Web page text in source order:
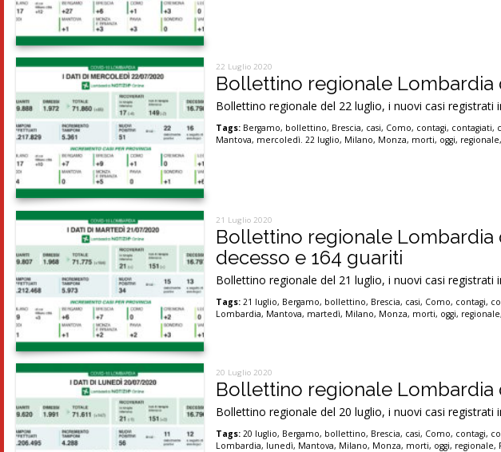
22 Luglio 2020
Bollettino regionale Lombardia
Bollettino regionale del 22 luglio, i nuovi casi
Tags: Bergamo, bollettino, Brescia, casi, Como, contagi, contagiati,
Mantova, mercoledì. 22 luglio, Milano, Monza, morti, oggi, regionale,
21 Luglio 2020
Bollettino regionale Lombardia
decesso e 164 guariti
Bollettino regionale del 21 luglio, i nuovi casi
Tags: 21 luglio, Bergamo, bollettino, Brescia, casi, Como, contagi,
Lombardia, Mantova, martedì, Milano, Monza, morti, oggi, regionale,
20 Luglio 2020
Bollettino regionale Lombardia
Bollettino regionale del 20 luglio, i nuovi casi
Tags: 20 luglio, Bergamo, bollettino, Brescia, casi, Como, contagi,
Lombardia, lunedì, Mantova, Milano, Monza, morti, oggi, regionale,